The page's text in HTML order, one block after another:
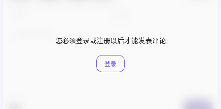
您必须登录或注册以后才能发表评论
登录